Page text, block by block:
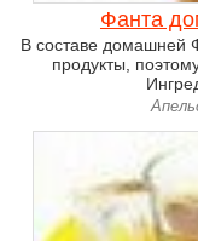
Фанта
В составе домашней
продукты,